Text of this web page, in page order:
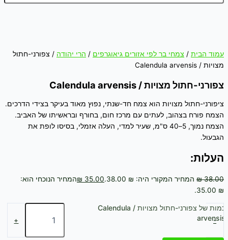
עמוד הבית / צמחי בר לפי אזורים גיאוגרפים / הרי יהודה / צפורני-חתול
מצויות / Calendula arvensis
צפורני-חתול מצויות / Calendula arvensis
ציפורני-חתול מצויות הוא צמח חד-שנתי, נפוץ מאוד בעיקר בצידי הדרכים.
הצמח פורח בצהוב, לעתים עם מרכז חום, בחורף ובראשיתו של האביב.
הצמח נמוך, 5–40 ס"מ, שעיר למדי, העלה אזמלי, בסיסו לופת את
הגבעול.
העלות:
₪38.00 המחיר המקורי היה: ₪ 38.00. ₪ 35.00
המחיר הנוכחי הוא:
₪ 35.00.
-
כמות של צפורני-חתול מצויות / Calendula
arvensis
+